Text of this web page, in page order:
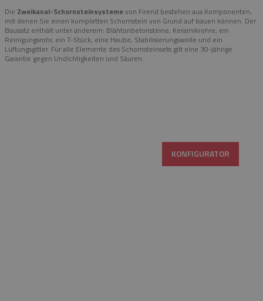
Die Zweikanal-Schornsteinsystemevon Firend bestehen aus Komponenten,
mit denen Sie einen kompletten Schornstein von Grund auf bauen können. Der
Bausatz enthält unter anderem: Blähtonbetonsteine, Keramikrohre, ein
Reinigungsrohr, ein T-Stück, eine Haube, Stabilisierungswolle und ein
Lüftungsgitter. Für alle Elemente des Schornsteinsets gilt eine 30-jährige
Garantie gegen Undichtigkeiten und Säuren.
KONFIGURATOR